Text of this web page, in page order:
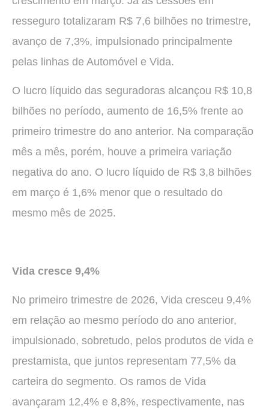
resseguro totalizaram R$ 7,6 bilhões no trimestre,
avanço de 7,3%, impulsionado principalmente
pelas linhas de Automóvel e Vida.
O lucro líquido das seguradoras alcançou R$ 10,8
bilhões no período, aumento de 16,5% frente ao
primeiro trimestre do ano anterior. Na comparação
mês a mês, porém, houve a primeira variação
negativa do ano. O lucro líquido de R$ 3,8 bilhões
em março é 1,6% menor que o resultado do
mesmo mês de 2025.
Vida cresce 9,4%
No primeiro trimestre de 2026, Vida cresceu 9,4%
em relação ao mesmo período do ano anterior,
impulsionado, sobretudo, pelos produtos de vida e
prestamista, que juntos representam 77,5% da
carteira do segmento. Os ramos de Vida
avançaram 12,4% e 8,8%, respectivamente, nas